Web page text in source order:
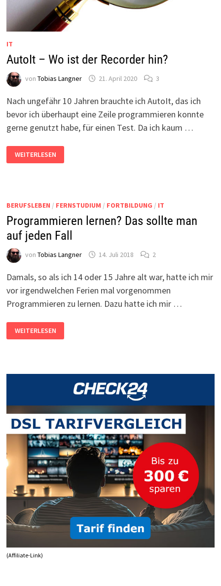
IT
AutoIt – Wo ist der Recorder hin?
von Tobias Langner 21. April 2020 3
Nach ungefähr 10 Jahren brauchte ich AutoIt, das ich
bevor ich überhaupt eine Zeile programmieren konnte
gerne genutzt habe, für einen Test. Da ich kaum …
–
WO
WEITERLESEN
BERUFSLEBEN / FERNSTUDIUM / FORTBILDUNG / IT
Programmieren lernen? Das sollte man
auf jeden Fall
von Tobias Langner 14. Juli 2018 2
Damals, so als ich 14 oder 15 Jahre alt war, hatte ich mir
vor irgendwelchen Ferien mal vorgenommen
Programmieren zu lernen. Dazu hatte ich mir …
LERNEN?
DAS
FALL
WEITERLESEN
(Affiliate-Link)